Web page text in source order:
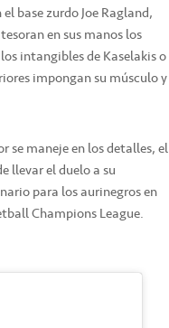
base zurdo Joe Ragland,
en sus manos los
intangibles de Kaselakis o
impongan su músculo y
se maneje en los detalles, el
llevar el duelo a su
para los aurinegros en
Champions League.